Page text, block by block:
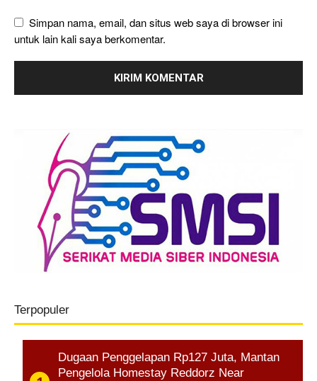
Simpan nama, email, dan situs web saya di browser ini
untuk lain kali saya berkomentar.
Terpopuler
Dugaan Penggelapan Rp127 Juta, Mantan
Pengelola Homestay Reddorz Near